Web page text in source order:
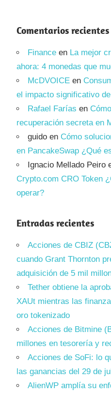
Comentarios recientes
Finance en La mejor
ahora: 4 monedas que
McDVOICE en
el impacto significativo
Rafael Farías en
recuperación secreta en
guido en Cómo
en PancakeSwap ¿Qué
Ignacio Mellado Peiro
Crypto.com CRO Token
operar?
Entradas recientes
Acciones de CBIZ
cuando Grant Thornton
adquisición de 5 mil
Tether obtiene la
XAUt mientras las
oro tokenizado
Acciones de Bitmine
millones en tesorería y
Acciones de SoFi: lo
las ganancias del 29 de
AlienWP amplía su